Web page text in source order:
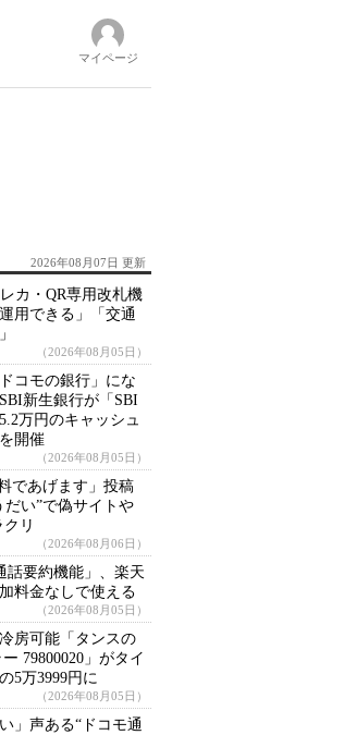
マイページ
2026年08月07日 更新
カ・QR専用改札機
用できる」「交通
（2026年08月05日）
コモの銀行」にな
新生銀行が「SBI
万円のキャッシュ
開催
（2026年08月05日）
であげます」投稿
い”で偽サイトや
リ
（2026年08月06日）
話要約機能」、楽天
料金なしで使える
（2026年08月05日）
房可能「タンスの
79800020」がタイ
5万3999円に
（2026年08月05日）
」声ある“ドコモ通